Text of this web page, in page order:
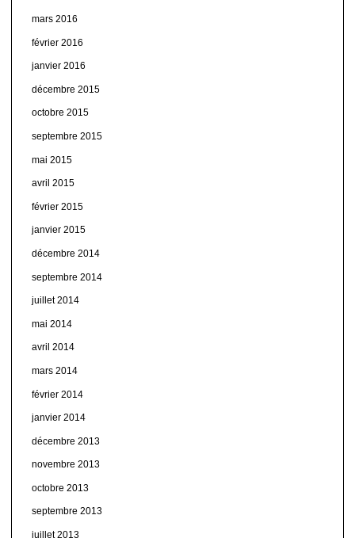
mars 2016
février 2016
janvier 2016
décembre 2015
octobre 2015
septembre 2015
mai 2015
avril 2015
février 2015
janvier 2015
décembre 2014
septembre 2014
juillet 2014
mai 2014
avril 2014
mars 2014
février 2014
janvier 2014
décembre 2013
novembre 2013
octobre 2013
septembre 2013
juillet 2013